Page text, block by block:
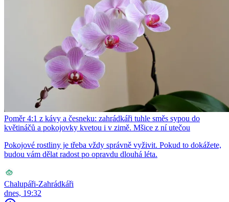
Poměr 4:1 z kávy a česneku: zahrádkáři tuhle směs sypou do
květináčů a pokojovky kvetou i v zimě. Mšice z ní utečou
Pokojové rostliny je třeba vždy správně vyživit. Pokud to dokážete,
budou vám dělat radost po opravdu dlouhá léta.
Chalupáři-Zahrádkáři
dnes, 19:32